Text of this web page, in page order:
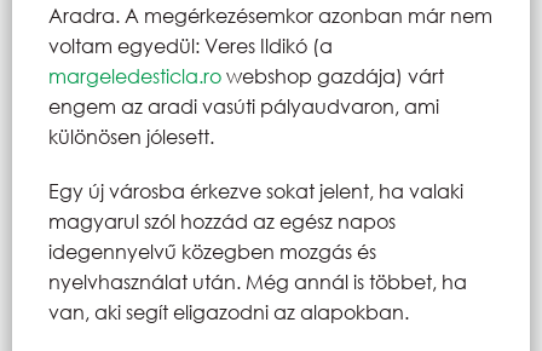
Aradra. A megérkezésemkor azonban már nem
voltam egyedül: Veres Ildikó (a
margeledesticla.rowebshop gazdája) várt
engem az aradi vasúti pályaudvaron, ami
különösen jólesett.
Egy új városba érkezve sokat jelent, ha valaki
magyarul szól hozzád az egész napos
idegennyelvű közegben mozgás és
nyelvhasználat után. Még annál is többet, ha
van, aki segít eligazodni az alapokban.